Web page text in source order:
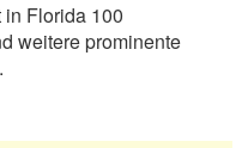
Florida 100
weitere prominente